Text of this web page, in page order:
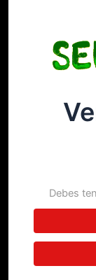
Debes